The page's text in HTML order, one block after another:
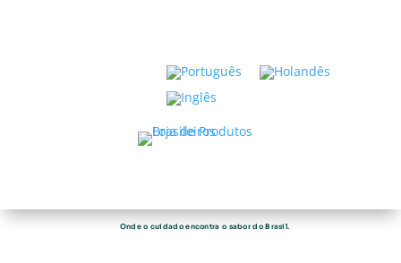
Onde o cuidado encontra o sabor do Brasil.